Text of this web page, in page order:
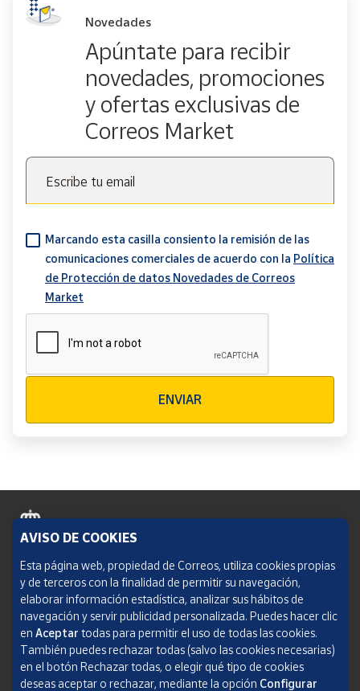
Novedades
Apúntate para recibir
novedades, promociones
y ofertas exclusivas de
Correos Market
Escribe tu email
Marcando esta casilla consiento la remisión de las
comunicaciones comerciales de acuerdo con la Política
de Protección de datos Novedades de Correos
Market
ENVIAR
Política de cookies
Aviso legal
Condiciones del servicio
Política de Privacidad Web
AVISO DE COOKIES
Esta página web, propiedad de Correos, utiliza cookies propias
y de terceros con la finalidad de permitir su navegación,
elaborar información estadística, analizar sus hábitos de
navegación y servir publicidad personalizada. Puedes hacer clic
en Aceptar todas para permitir el uso de todas las cookies.
También puedes rechazar todas (salvo las cookies necesarias)
en el botón Rechazar todas, o elegir qué tipo de cookies
deseas aceptar o rechazar, mediante la opción Configurar